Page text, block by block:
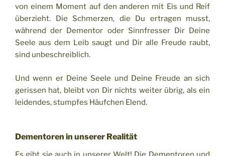
von einem Moment auf den anderen mit Eis und Reif
überzieht. Die Schmerzen, die Du ertragen musst,
während der Dementor oder Sinnfresser Dir Deine
Seele aus dem Leib saugt und Dir alle Freude raubt,
sind unbeschreiblich.
Und wenn er Deine Seele und Deine Freude an sich
gerissen hat, bleibt von Dir nichts weiter übrig, als ein
leidendes, stumpfes Häufchen Elend.
Dementoren in unserer Realität